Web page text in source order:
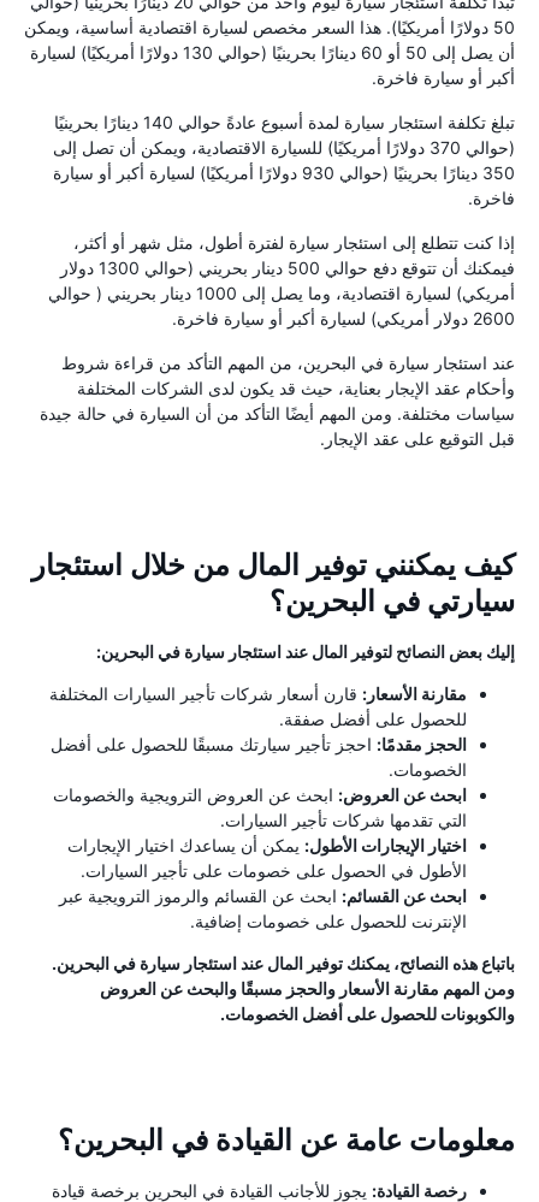
50 دولارًا أمريكيًا). هذا السعر مخصص لسيارة اقتصادية أساسية، ويمكن
أن يصل إلى 50 أو 60 دينارًا بحرينيًا (حوالي 130 دولارًا أمريكيًا) لسيارة
أكبر أو سيارة فاخرة.
تبلغ تكلفة استئجار سيارة لمدة أسبوع عادةً حوالي 140 دينارًا بحرينيًا
(حوالي 370 دولارًا أمريكيًا) للسيارة الاقتصادية، ويمكن أن تصل إلى
350 دينارًا بحرينيًا (حوالي 930 دولارًا أمريكيًا) لسيارة أكبر أو سيارة
فاخرة.
إذا كنت تتطلع إلى استئجار سيارة لفترة أطول، مثل شهر أو أكثر،
فيمكنك أن تتوقع دفع حوالي 500 دينار بحريني (حوالي 1300 دولار
أمريكي) لسيارة اقتصادية، وما يصل إلى 1000 دينار بحريني ( حوالي
2600 دولار أمريكي) لسيارة أكبر أو سيارة فاخرة.
عند استئجار سيارة في البحرين، من المهم التأكد من قراءة شروط
وأحكام عقد الإيجار بعناية، حيث قد يكون لدى الشركات المختلفة
سياسات مختلفة. ومن المهم أيضًا التأكد من أن السيارة في حالة جيدة
قبل التوقيع على عقد الإيجار.
كيف يمكنني توفير المال من خلال استئجار
سيارتي في البحرين؟
إليك بعض النصائح لتوفير المال عند استئجار سيارة في البحرين:
مقارنة الأسعار: قارن أسعار شركات تأجير السيارات المختلفة
للحصول على أفضل صفقة.
الحجز مقدمًا: احجز تأجير سيارتك مسبقًا للحصول على أفضل
الخصومات.
ابحث عن العروض: ابحث عن العروض الترويجية والخصومات
التي تقدمها شركات تأجير السيارات.
اختيار الإيجارات الأطول: يمكن أن يساعدك اختيار الإيجارات
الأطول في الحصول على خصومات على تأجير السيارات.
ابحث عن القسائم: ابحث عن القسائم والرموز الترويجية عبر
الإنترنت للحصول على خصومات إضافية.
باتباع هذه النصائح، يمكنك توفير المال عند استئجار سيارة في البحرين.
ومن المهم مقارنة الأسعار والحجز مسبقًا والبحث عن العروض
والكوبونات للحصول على أفضل الخصومات.
معلومات عامة عن القيادة في البحرين؟
رخصة القيادة: يجوز للأجانب القيادة في البحرين برخصة قيادة